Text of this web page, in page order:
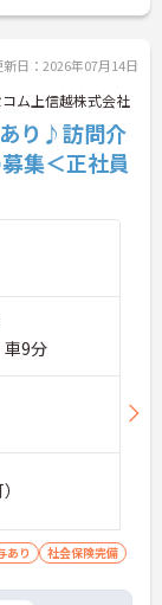
新日：2026年07月14日
コム上信越株式会社
あり♪訪問介
集＜正社員
車9分
あり 社会保険完備